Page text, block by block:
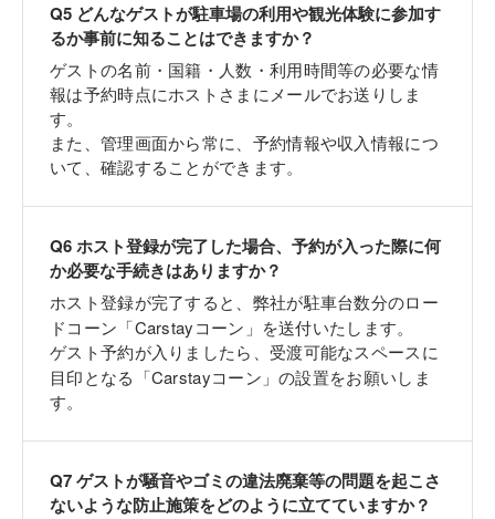
Q5 どんなゲストが駐車場の利用や観光体験に参加す
るか事前に知ることはできますか？
ゲストの名前・国籍・人数・利用時間等の必要な情
報は予約時点にホストさまにメールでお送りしま
す。
また、管理画面から常に、予約情報や収入情報につ
いて、確認することができます。
Q6ホスト登録が完了した場合、予約が入った際に何
か必要な手続きはありますか？
ホスト登録が完了すると、弊社が駐車台数分のロー
ドコーン
「Carstay コーン」を送付いたします。
ゲスト予約が入りましたら、受渡可能なスペースに
目印となる
「Carstayコーン」の設置をお願いしま
す。
Q7ゲストが騒音やゴミの違法廃棄等の問題を起こさ
ないような防止施策をどのように立てていますか？